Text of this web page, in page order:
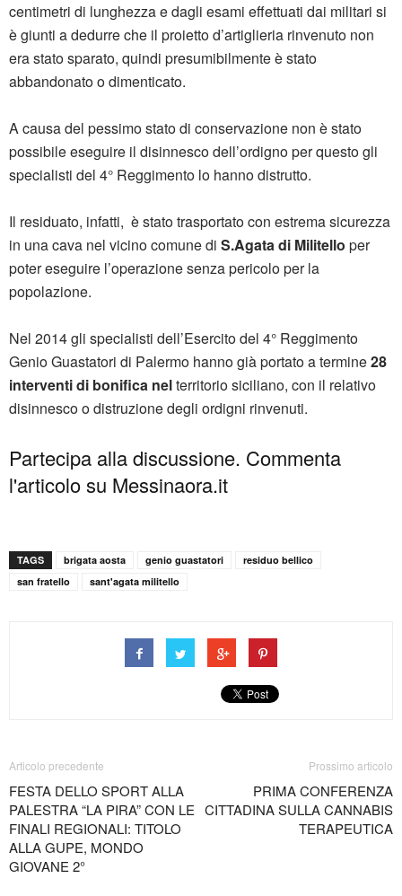
centimetri di lunghezza e dagli esami effettuati dai militari si
è giunti a dedurre che il proietto d’artiglieria rinvenuto non
era stato sparato, quindi presumibilmente è stato
abbandonato o dimenticato.
A causa del pessimo stato di conservazione non è stato
possibile eseguire il disinnesco dell’ordigno per questo gli
specialisti del 4° Reggimento lo hanno distrutto.
Il residuato, infatti, è stato trasportato con estrema sicurezza
in una cava nel vicino comune di S.Agata di Militello per
poter eseguire l’operazione senza pericolo per la
popolazione.
Nel 2014 gli specialisti dell’Esercito del 4° Reggimento
Genio Guastatori di Palermo hanno già portato a termine28
interventi di bonifica nelterritorio siciliano, con il relativo
disinnesco o distruzione degli ordigni rinvenuti.
Partecipa alla discussione. Commenta
l'articolo su Messinaora.it
TAGS brigata aosta genio guastatori
residuo bellico
san fratello
sant'agata militello
Articolo precedente
FESTA DELLO SPORT ALLA
PALESTRA “LA PIRA” CON LE
FINALI REGIONALI: TITOLO
ALLA GUPE, MONDO
GIOVANE 2°
Prossimo articolo
PRIMA CONFERENZA
CITTADINA SULLA CANNABIS
TERAPEUTICA